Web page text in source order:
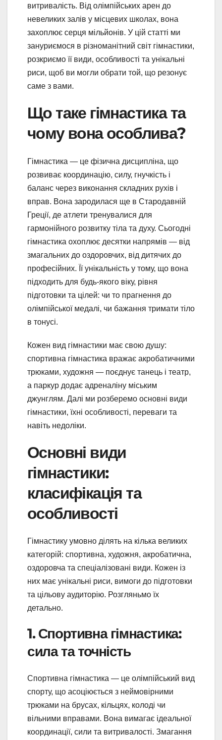
витривалість. Від олімпійських арен до
невеликих залів у місцевих школах, вона
захоплює серця мільйонів. У цій статті ми
зануриємося в різноманітний світ гімнастики,
розкриємо її види, особливості та унікальні
риси, щоб ви могли обрати той, що резонує
саме з вами.
Що таке гімнастика та
чому вона особлива?
Гімнастика — це фізична дисципліна, що
розвиває координацію, силу, гнучкість і
баланс через виконання складних рухів і
вправ. Вона зародилася ще в Стародавній
Греції, де атлети тренувалися для
гармонійного розвитку тіла та духу. Сьогодні
гімнастика охоплює десятки напрямів — від
змагальних до оздоровчих, від дитячих до
професійних. Її унікальність у тому, що вона
підходить для будь-якого віку, рівня
підготовки та цілей: чи то прагнення до
олімпійської медалі, чи бажання тримати тіло
в тонусі.
Кожен вид гімнастики має свою душу:
спортивна гімнастика вражає акробатичними
трюками, художня — поєднує танець і театр,
а паркур додає адреналіну міським
джунглям. Далі ми розберемо основні види
гімнастики, їхні особливості, переваги та
навіть недоліки.
Основні види
гімнастики:
класифікація та
особливості
Гімнастику умовно ділять на кілька великих
категорій: спортивна, художня, акробатична,
оздоровча та спеціалізовані види. Кожен із
них має унікальні риси, вимоги до підготовки
та цільову аудиторію. Розгляньмо їх
детально.
1. Спортивна гімнастика:
сила та точність
Спортивна гімнастика — це олімпійський вид
спорту, що асоціюється з неймовірними
трюками на брусах, кільцях, колоді чи
вільними вправами. Вона вимагає ідеальної
координації, сили та витривалості. Змагання